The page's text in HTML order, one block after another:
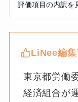
評価項目の内訳を
LiNee編集
東京都労働
経済組合が